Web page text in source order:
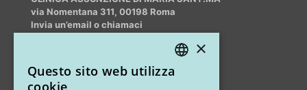
via Nomentana 311, 00198 Roma
Invia un’email o chiamaci
×
Questo sito web utilizza
cookie